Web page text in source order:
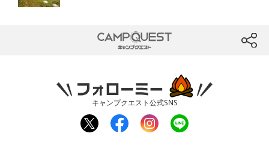
btn
CAMP QUEST
フォローミー
キャンプクエスト公式SNS
twit
ter
fac
ebo
inst
agr
line